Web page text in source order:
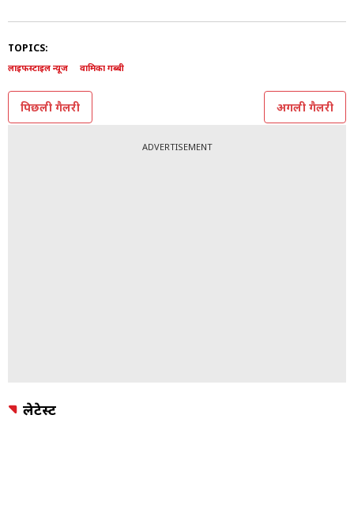
TOPICS:
लाइफस्टाइल न्यूज वामिका गब्बी
पिछली गैलरी अगली गैलरी
ADVERTISEMENT
लेटेस्ट